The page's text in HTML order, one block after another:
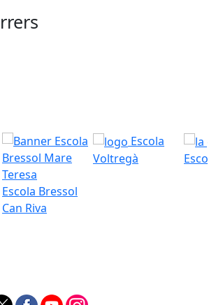
Escola Bressol
Can Riva
Escola
Voltregà